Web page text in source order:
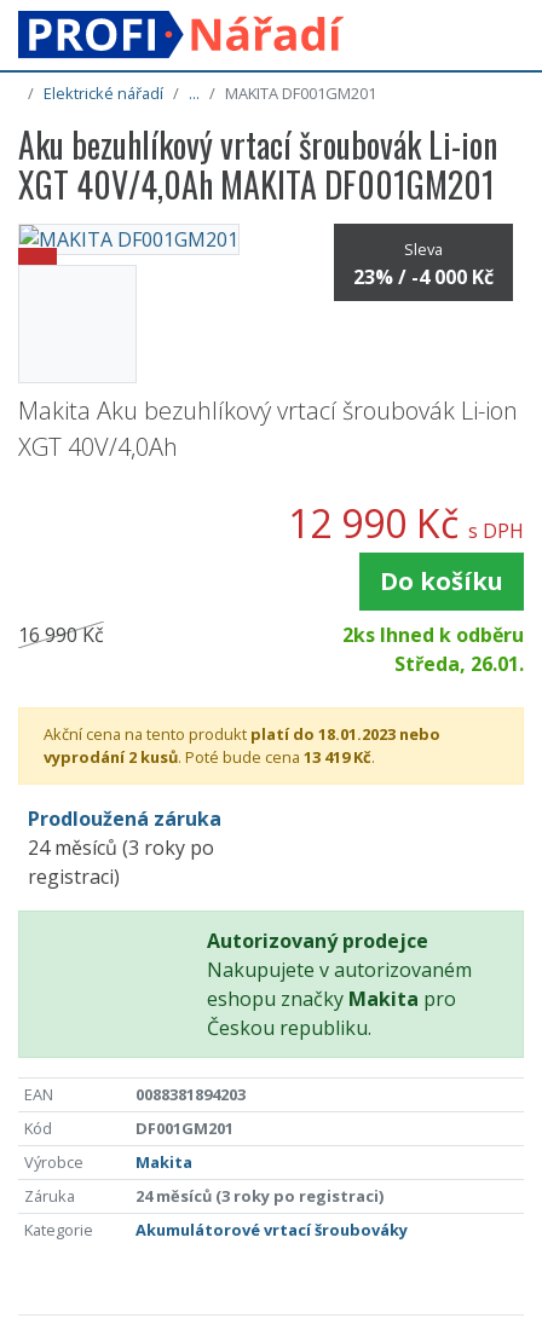
Elektrické nářadí ... MAKITA DF001GM201
Aku bezuhlíkový vrtací šroubovák Li-ion
XGT 40V/4,0Ah MAKITA DF001GM201
Sleva
23% / -4 000 Kč
Makita Aku bezuhlíkový vrtací šroubovák Li-ion
XGT 40V/4,0Ah
12 990 Kč s DPH
Do košíku
16 990 Kč
2ks Ihned k odběru
Středa, 26.01.
Akční cena na tento produkt platí do 18.01.2023 nebo
vyprodání 2 kusů. Poté bude cena 13 419 Kč.
Prodloužená záruka
24 měsíců (3 roky po
registraci)
Autorizovaný prodejce
Nakupujete v autorizovaném
eshopu značky Makita pro
Českou republiku.
EAN
0088381894203
Kód
DF001GM201
Výrobce
Makita
Záruka
24 měsíců (3 roky po registraci)
Kategorie
Akumulátorové vrtací šroubováky